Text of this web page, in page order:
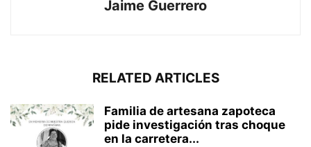
Jaime Guerrero
RELATED ARTICLES
Familia de artesana zapoteca
pide investigación tras choque
en la carretera...